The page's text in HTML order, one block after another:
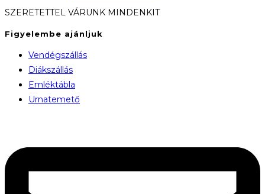
SZERETETTEL VÁRUNK MINDENKIT
Figyelembe ajánljuk
Vendégszállás
Diákszállás
Emléktábla
Urnatemető